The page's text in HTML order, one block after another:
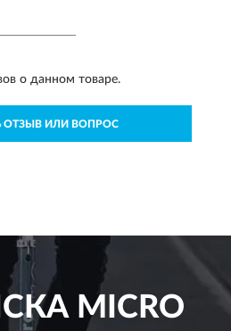
о данном товаре.
ОТЗЫВ ИЛИ ВОПРОС
MICRO